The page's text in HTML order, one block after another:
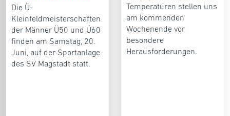
Die Ü-
Kleinfeldmeisterschaften
der Männer Ü50 und Ü60
finden am Samstag, 20.
Juni, auf der Sportanlage
des SV Magstadt statt.
Temperaturen stellen uns
am kommenden
Wochenende vor
besondere
Herausforderungen.